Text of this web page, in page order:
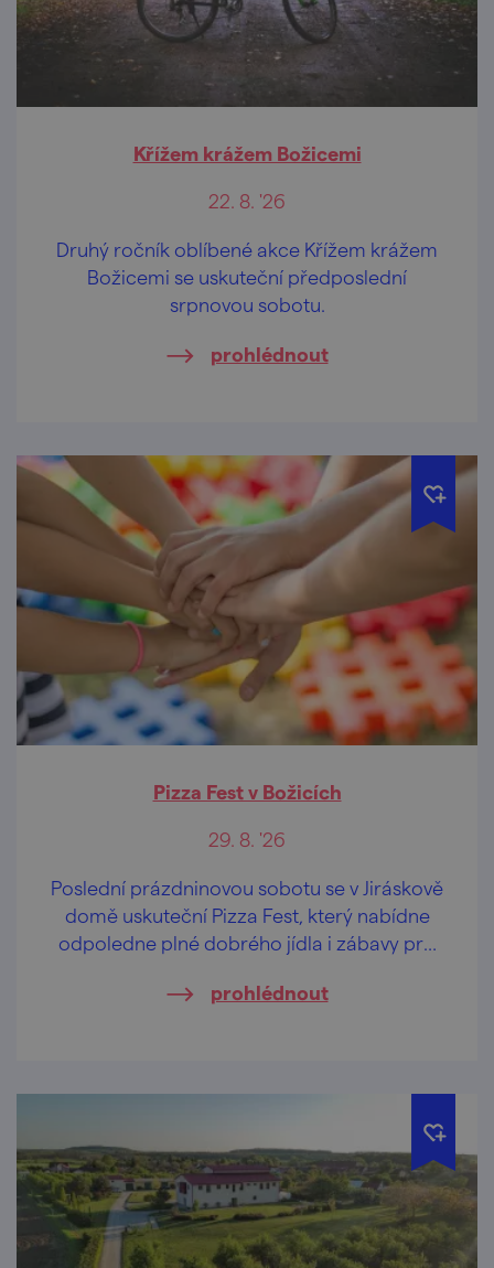
Křížem krážem Božicemi
22. 8. '26
Druhý ročník oblíbené akce Křížem krážem
Božicemi se uskuteční předposlední
srpnovou sobotu.
prohlédnout
Pizza Fest v Božicích
29. 8. '26
Poslední prázdninovou sobotu se v Jiráskově
domě uskuteční Pizza Fest, který nabídne
odpoledne plné dobrého jídla i zábavy pro
prohlédnout